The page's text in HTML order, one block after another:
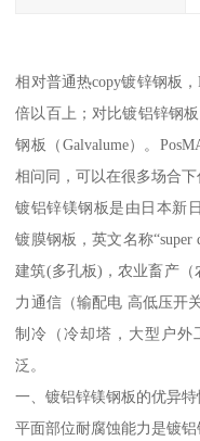
相对普通热copy镀锌钢板
倍以百上；对比镀铝锌钢
钢板（Galvalume）。
相问同，可以在很多场合下
镀铝锌镁钢板是由日本新
镀膜钢板，英文名称
建筑(多孔板)，农业畜产
力通信（输配电 高低压开
制冷（冷却塔，大型户
泛。
一、镀铝锌镁钢板的优异特
平面部位耐腐蚀能力是镀